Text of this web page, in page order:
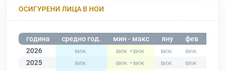
ОСИГУРЕНИ ЛИЦА В НОИ
година средно год. мин - макс яну фев
2026
-
2025
-